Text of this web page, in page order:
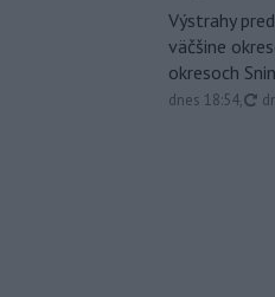
Výstrahy
väčšine
okresoch
dnes 18:54,